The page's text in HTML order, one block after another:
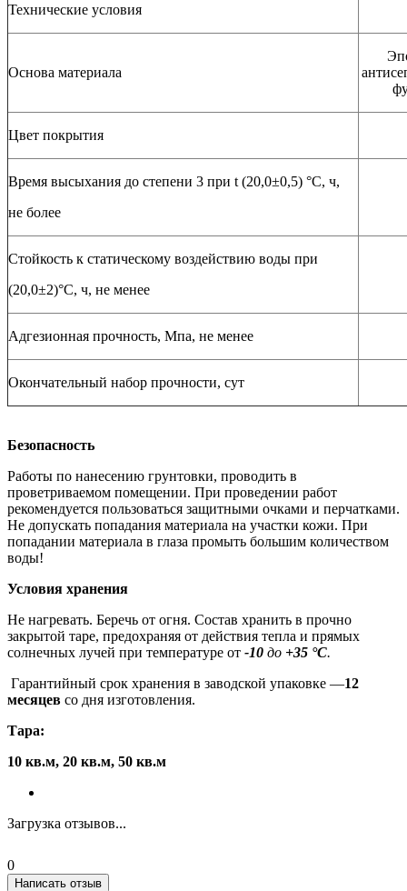
Технические условия
Основа материала
Цвет покрытия
Время высыхания до степени 3 при t (20,0±0,5) °С, ч,
не более
Стойкость к статическому воздействию воды при
(20,0±2)°С, ч, не менее
Адгезионная прочность, Мпа, не менее
Окончательный набор прочности, сут
Безопасность
Работы по нанесению грунтовки, проводить в
проветриваемом помещении. При проведении работ
рекомендуется пользоваться защитными очками и перчатками.
Не допускать попадания материала на участки кожи. При
попадании материала в глаза промыть большим количеством
воды!
Условия хранения
Не нагревать. Беречь от огня. Состав хранить в прочно
закрытой таре, предохраняя от действия тепла и прямых
солнечных лучей при температуре от -10 до +35 °С.
Гарантийный срок хранения в заводской упаковке —12
месяцев со дня изготовления.
Тара:
10 кв.м, 20 кв.м, 50 кв.м
Загрузка отзывов...
0
Написать отзыв